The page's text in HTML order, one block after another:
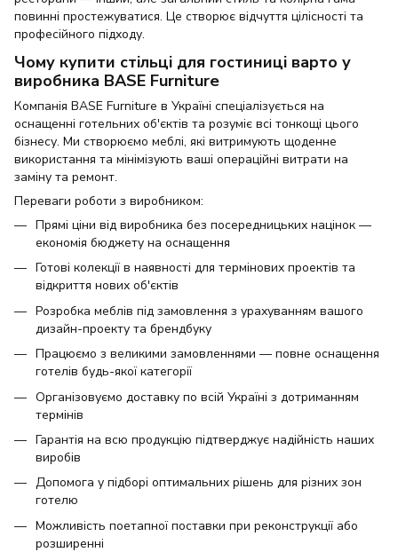
повинні простежуватися. Це створює відчуття цілісності та
професійного підходу.
Чому купити стільці для гостиниці варто у
виробника BASE Furniture
Компанія BASE Furniture в Україні спеціалізується на
оснащенні готельних об'єктів та розуміє всі тонкощі цього
бізнесу. Ми створюємо меблі, які витримують щоденне
використання та мінімізують ваші операційні витрати на
заміну та ремонт.
Переваги роботи з виробником:
Прямі ціни від виробника без посередницьких націнок —
економія бюджету на оснащення
Готові колекції в наявності для термінових проектів та
відкриття нових об'єктів
Розробка меблів під замовлення з урахуванням вашого
дизайн-проекту та брендбуку
Працюємо з великими замовленнями — повне оснащення
готелів будь-якої категорії
Організовуємо доставку по всій Україні з дотриманням
термінів
Гарантія на всю продукцію підтверджує надійність наших
виробів
Допомога у підборі оптимальних рішень для різних зон
готелю
Можливість поетапної поставки при реконструкції або
розширенні